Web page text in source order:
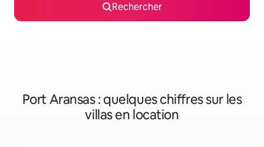
Rechercher
Port Aransas : quelques chiffres sur les
villas en location